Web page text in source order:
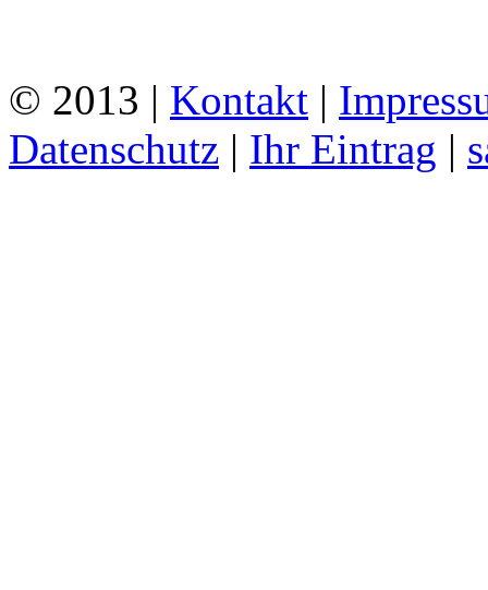
© 2013 | Kontakt |
Datenschutz | Ihr Eintrag |